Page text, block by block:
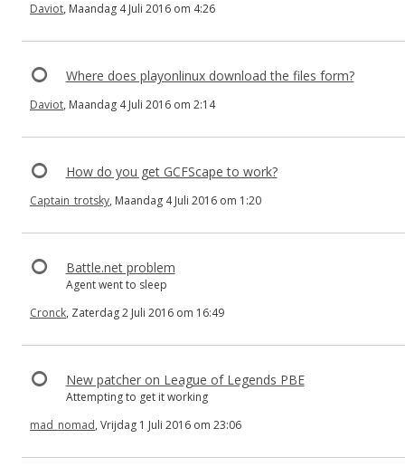
Daviot, Maandag 4 Juli 2016 om 4:26
Where does playonlinux download the files form?
Daviot, Maandag 4 Juli 2016 om 2:14
How do you get GCFScape to work?
Captain_trotsky, Maandag 4 Juli 2016 om 1:20
Battle.net problem
Agent went to sleep
Cronck, Zaterdag 2 Juli 2016 om 16:49
New patcher on League of Legends PBE
Attempting to get it working
mad_nomad, Vrijdag 1 Juli 2016 om 23:06